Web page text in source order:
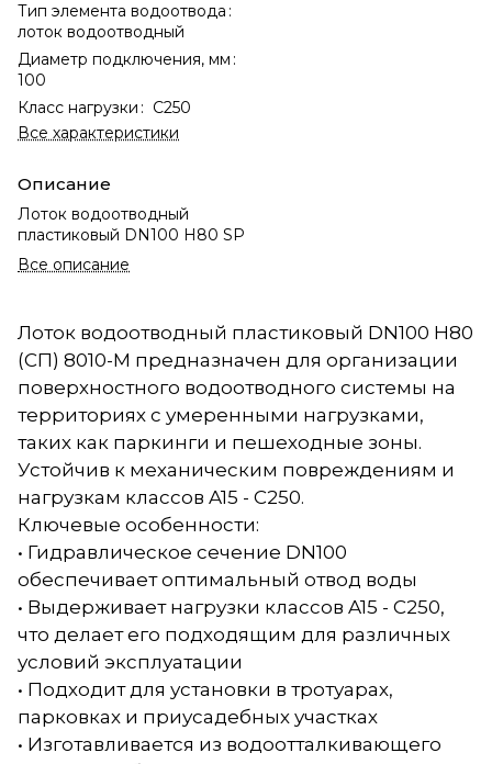
Тип элемента водоотвода :
лоток водоотводный
Диаметр подключения, мм :
100
Класс нагрузки : C250
Все характеристики
Описание
Лоток водоотводный
пластиковый DN100 Н80 SP
Все описание
Лоток водоотводный пластиковый DN100 Н80
(СП) 8010-М предназначен для организации
поверхностного водоотводного системы на
территориях с умеренными нагрузками,
таких как паркинги и пешеходные зоны.
Устойчив к механическим повреждениям и
нагрузкам классов A15 - C250.
Ключевые особенности:
• Гидравлическое сечение DN100
обеспечивает оптимальный отвод воды
• Выдерживает нагрузки классов A15 - C250,
что делает его подходящим для различных
условий эксплуатации
• Подходит для установки в тротуарах,
парковках и приусадебных участках
• Изготавливается из водоотталкивающего